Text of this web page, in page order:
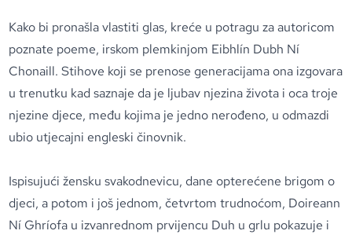
Kako bi pronašla vlastiti glas, kreće u potragu za autoricom
poznate poeme, irskom plemkinjom Eibhlín Dubh Ní
Chonaill. Stihove koji se prenose generacijama ona izgovara
u trenutku kad saznaje da je ljubav njezina života i oca troje
njezine djece, među kojima je jedno nerođeno, u odmazdi
ubio utjecajni engleski činovnik.
Ispisujući žensku svakodnevicu, dane opterećene brigom o
djeci, a potom i još jednom, četvrtom trudnoćom, Doireann
Ní Ghríofa u izvanrednom prvijencu Duh u grlu pokazuje i